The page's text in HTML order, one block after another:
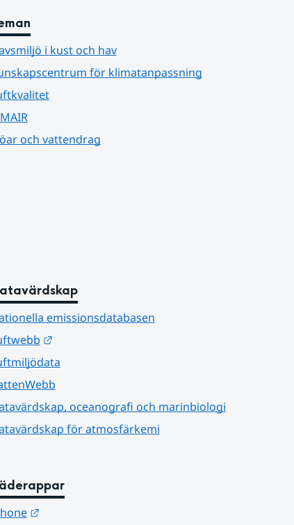
i kust och hav
för klimatanpassning
och vattendrag
emissionsdatabasen
Länk till annan webbplats.
oceanografi och marinbiologi
för atmosfärkemi
Länk till annan webbplats.